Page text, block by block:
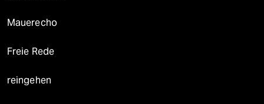
Mauerecho
Freie Rede
reingehen